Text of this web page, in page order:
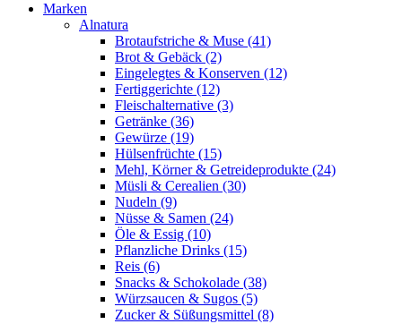
Marken
Alnatura
Brotaufstriche & Muse (41)
Brot & Gebäck (2)
Eingelegtes & Konserven (12)
Fertiggerichte (12)
Fleischalternative (3)
Getränke (36)
Gewürze (19)
Hülsenfrüchte (15)
Mehl, Körner & Getreideprodukte (24)
Müsli & Cerealien (30)
Nudeln (9)
Nüsse & Samen (24)
Öle & Essig (10)
Pflanzliche Drinks (15)
Reis (6)
Snacks & Schokolade (38)
Würzsaucen & Sugos (5)
Zucker & Süßungsmittel (8)